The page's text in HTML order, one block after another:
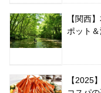
【関西
ポット
【2025